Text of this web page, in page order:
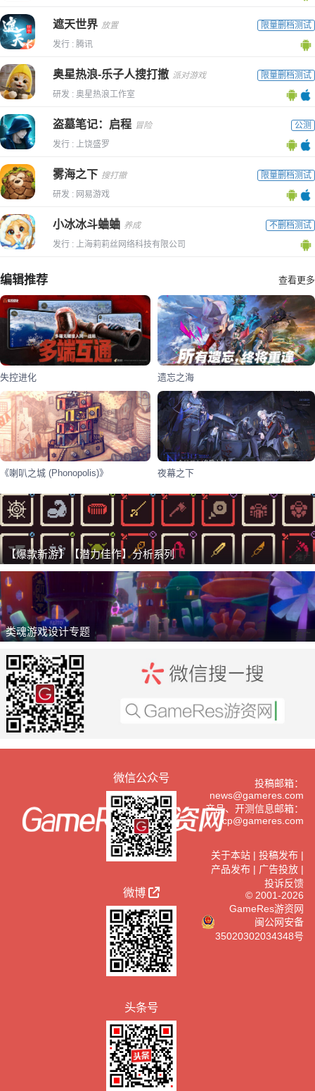
遮天世界 放置
限量删档测试
发行 : 腾讯
奥星热浪-乐子人搜打撤 派对游戏
限量删档测试
研发 : 奥星热浪工作室
盗墓笔记：启程 冒险
公测
发行 : 上饶盛罗
雾海之下 搜打撤
限量删档测试
研发 : 网易游戏
小冰冰斗蛐蛐 养成
不删档测试
发行 : 上海莉莉丝网络科技有限公司
编辑推荐 查看更多
失控进化 遗忘之海
《喇叭之城 (Phonopolis)》 夜幕之下
【爆款新游】【潜力佳作】分析系列 推广
类魂游戏设计专题 推广
微信公众号
微博
头条号
投稿邮箱：
news@gameres.com
产品、开测信息邮箱：
cp@gameres.com
关于本站| 投稿发布|
产品发布| 广告投放|
投诉反馈
© 2001-2026
GameRes游资网
闽公网安备
35020302034348号